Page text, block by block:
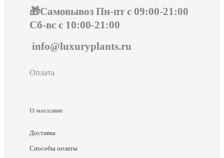
🎁Самовывоз Пн-пт с 09:00-21:00
Сб-вс с 10:00-21:00
info@luxuryplants.ru
Оплата
О магазине
Доставка
Способы оплаты